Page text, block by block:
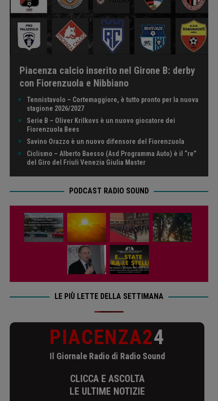
Piacenza calcio inserito nel Girone B: derby
con Fiorenzuola e Nibbiano
Tennistavolo – Cortemaggiore, è tutto pronto per la nuova
stagione 2026/2027
Serie B – Oliver Krilkovs è un nuovo giocatore dei
Fiorenzuola Bees
Savino Orazzo è un nuovo difensore del Fiorenzuola
Ciclismo – Alberto Baesso (Asd Programma Auto) è il “re”
del Giro del Friuli Venezia Giulia Master
PODCAST RADIO SOUND
LE PIÙ LETTE DELLA SETTIMANA
PIACENZA24
Il Giornale Radio di Radio Sound
CLICCA E ASCOLTA
LE ULTIME NOTIZIE